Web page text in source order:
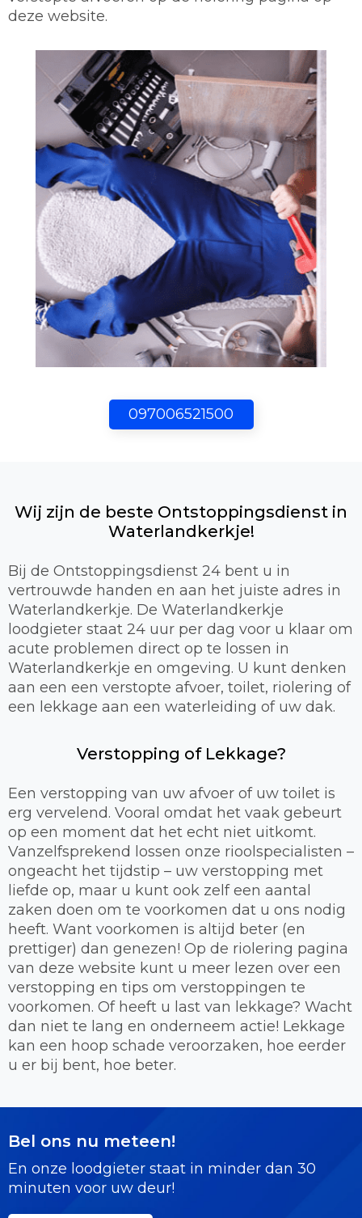
097006521500
deze website.
Wij zijn de beste Ontstoppingsdienst in
Waterlandkerkje!
Bij de Ontstoppingsdienst 24 bent u in
vertrouwde handen en aan het juiste adres in
Waterlandkerkje. De Waterlandkerkje
loodgieter staat 24 uur per dag voor u klaar om
acute problemen direct op te lossen in
Waterlandkerkje en omgeving. U kunt denken
aan een een verstopte afvoer, toilet, riolering of
een lekkage aan een waterleiding of uw dak.
Verstopping of Lekkage?
Een verstopping van uw afvoer of uw toilet is
erg vervelend. Vooral omdat het vaak gebeurt
op een moment dat het echt niet uitkomt.
Vanzelfsprekend lossen onze rioolspecialisten –
ongeacht het tijdstip – uw verstopping met
liefde op, maar u kunt ook zelf een aantal
zaken doen om te voorkomen dat u ons nodig
heeft. Want voorkomen is altijd beter (en
prettiger) dan genezen! Op de riolering pagina
van deze website kunt u meer lezen over een
verstopping en tips om verstoppingen te
voorkomen. Of heeft u last van lekkage? Wacht
dan niet te lang en onderneem actie! Lekkage
kan een hoop schade veroorzaken, hoe eerder
u er bij bent, hoe beter.
Bel ons nu meteen!
En onze loodgieter staat in minder dan 30
minuten voor uw deur!